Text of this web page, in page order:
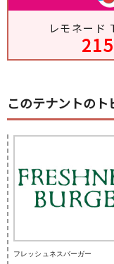
レモネード
このテナントのト
フレッシュネスバーガー